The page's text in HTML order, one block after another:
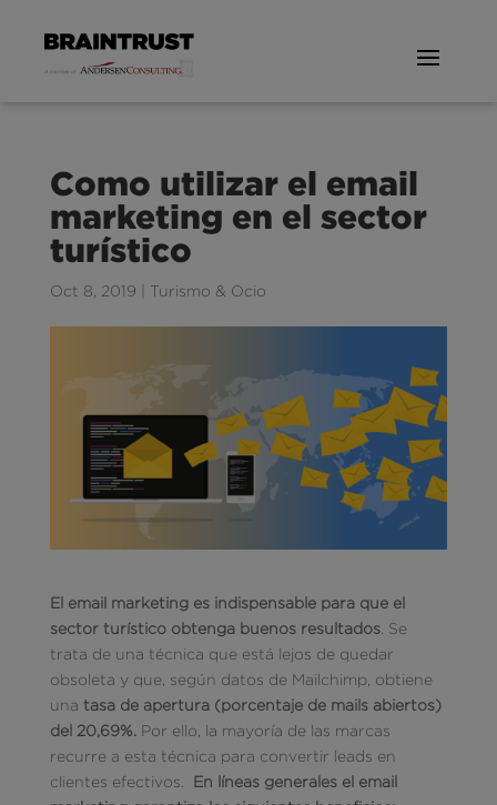
Como utilizar el email
marketing en el sector
turístico
Oct 8, 2019 Turismo & Ocio
El email marketing es indispensable para que el
sector turístico obtenga buenos resultados. Se
trata de una técnica que está lejos de quedar
obsoleta y que, según datos de Mailchimp, obtiene
una tasa de apertura (porcentaje de mails abiertos)
del 20,69%. Por ello, la mayoría de las marcas
recurre a esta técnica para convertir leads en
clientes efectivos. En líneas generales el email